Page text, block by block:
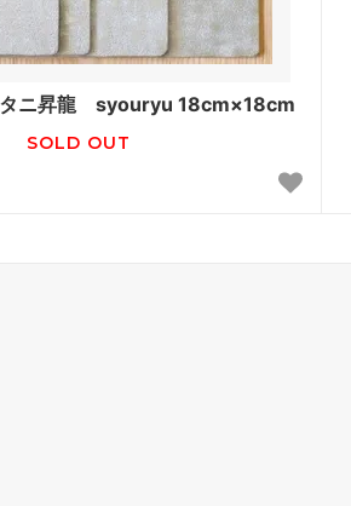
ニ昇龍 syouryu 18cm×18cm
SOLD OUT